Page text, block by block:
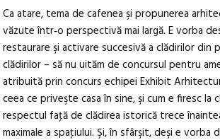
Ca atare, tema de cafenea şi propunerea
văzute într‑o perspectivă mai largă. E vorba
restaurare şi activare succesivă a clădirilor din
clădirilor – să nu uităm de concursul pentru
atribuită prin concurs echipei Exhibit
ceea ce priveşte casa în sine, şi cum e firesc la
respectul faţă de clădirea istorică trece
maximale a spaţiului. Şi, în sfârşit, deşi e vorba